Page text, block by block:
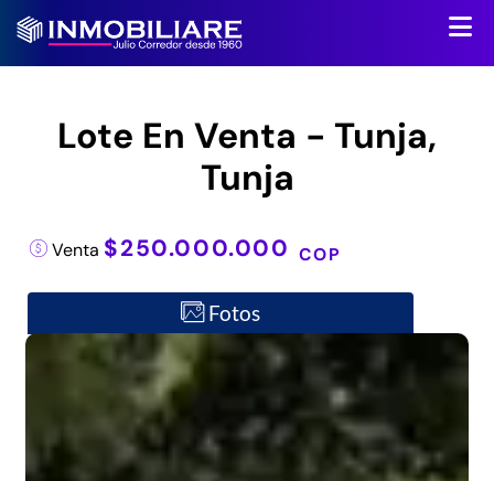
Lote En Venta - Tunja,
Tunja
Venta $250.000.000 COP
Fotos